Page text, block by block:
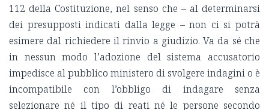
112 della Costituzione, nel senso che – al determinarsi
dei presupposti indicati dalla legge – non ci si potrà
esimere dal richiedere il rinvio a giudizio.Va da sé che
in nessun modo l’adozione del sistema accusatorio
impedisce al pubblico ministero di svolgere indagini o è
incompatibile con l’obbligo di indagare senza
selezionare né il tipo di reati né le persone secondo